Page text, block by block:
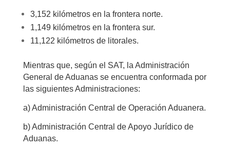
3,152 kilómetros en la frontera norte.
1,149 kilómetros en la frontera sur.
11,122 kilómetros de litorales.
Mientras que, según el SAT, la Administración
General de Aduanas se encuentra conformada por
las siguientes Administraciones:
a) Administración Central de Operación Aduanera.
b) Administración Central de Apoyo Jurídico de
Aduanas.